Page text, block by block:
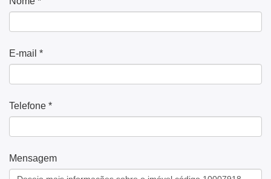
E-mail *
Telefone *
Mensagem